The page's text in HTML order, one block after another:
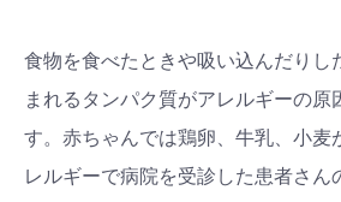
食物を食べたときや吸い込んだりし
まれるタンパク質がアレルギーの原
す。赤ちゃんでは鶏卵、牛乳、小麦
レルギーで病院を受診した患者さん